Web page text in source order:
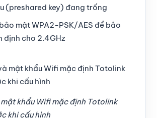
(preshared key) đang trống
mật WPA2-PSK/AES để bảo
định cho 2.4GHz
mật khẩu Wifi mặc định Totolink
khi cấu hình